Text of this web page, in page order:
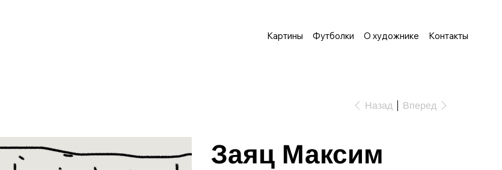
Картины Футболки О художнике Контакты
Назад Вперед
Заяц Максим